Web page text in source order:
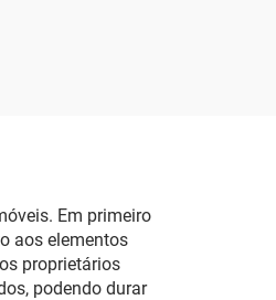
Em primeiro
aos elementos
proprietários
podendo durar